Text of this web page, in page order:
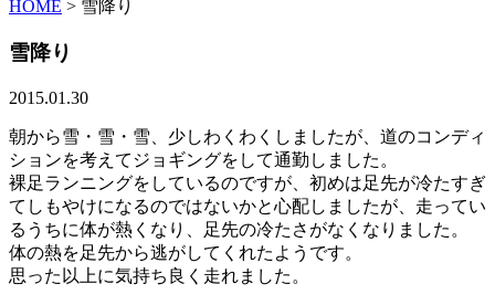
HOME > 雪降り
雪降り
2015.01.30
朝から雪・雪・雪、少しわくわくしましたが、道のコンディ
ションを考えてジョギングをして通勤しました。
裸足ランニングをしているのですが、初めは足先が冷たすぎ
てしもやけになるのではないかと心配しましたが、走ってい
るうちに体が熱くなり、足先の冷たさがなくなりました。
体の熱を足先から逃がしてくれたようです。
思った以上に気持ち良く走れました。